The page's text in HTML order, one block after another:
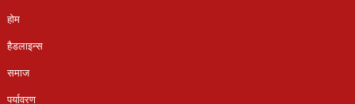
होम
हैडलाइन्स
समाज
पर्यावरण